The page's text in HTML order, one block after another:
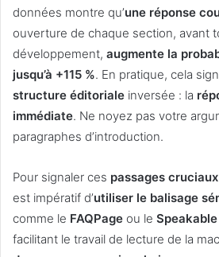
données montre qu’une réponse
ouverture de chaque section, avant
développement, augmente la
jusqu’à +115 %. En pratique, cela
structure éditoriale inversée : la
immédiate. Ne noyez pas votre
paragraphes d’introduction.
Pour signaler ces passages
est impératif d’utiliser le balisage
comme le FAQPage ou le
facilitant le travail de lecture de la